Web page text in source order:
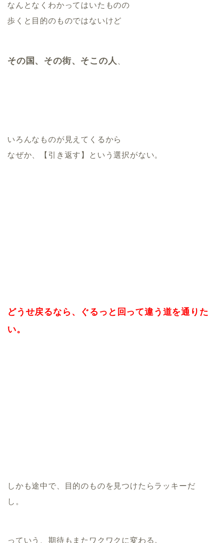
なんとなくわかってはいたものの
歩くと目的のものではないけど
その国、その街、そこの人
いろんなものが見えてくるから
なぜか、【引き返す】という選択がない。
どうせ戻るなら、ぐるっと回って違う道を通りた
い。
しかも途中で、目的のものを見つけたらラッキーだ
し。
っていう、期待もまたワクワクに変わる。